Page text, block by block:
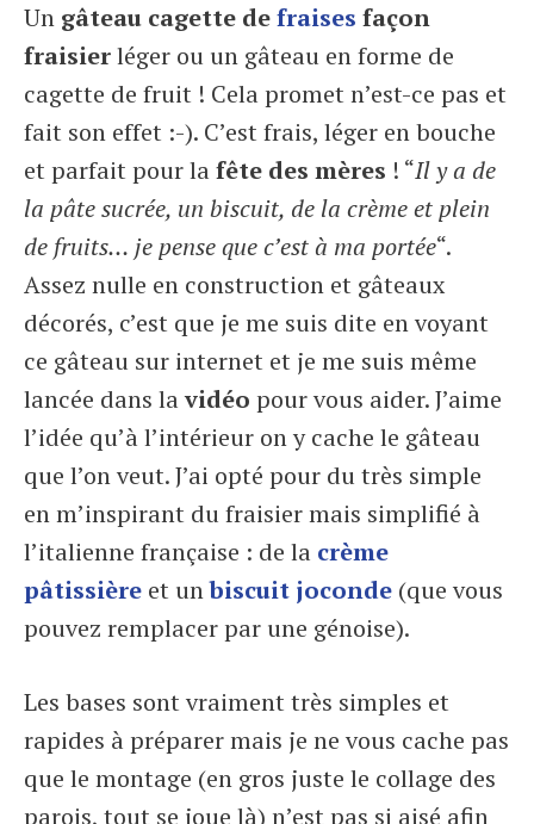
Un gâteau cagette defraises façon
fraisierléger ou un gâteau en forme de
cagette de fruit ! Cela promet n’est-ce pas et
fait son effet :-). C’est frais, léger en bouche
et parfait pour lafête des mères ! “Il y a de
la pâte sucrée, un biscuit, de la crème et plein
de fruits… je pense que c’est à ma portée“.
Assez nulle en construction et gâteaux
décorés, c’est que je me suis dite en voyant
ce gâteau sur internet et je me suis même
lancée dans lavidéo pour vous aider. J’aime
l’idée qu’à l’intérieur on y cache le gâteau
que l’on veut. J’ai opté pour du très simple
en m’inspirant du fraisier mais simplifié à
l’italienne française : de la crème
pâtissière et unbiscuit joconde (que vous
pouvez remplacer par une génoise).
Les bases sont vraiment très simples et
rapides à préparer mais je ne vous cache pas
que le montage (en gros juste le collage des
parois, tout se joue là) n’est pas si aisé afin